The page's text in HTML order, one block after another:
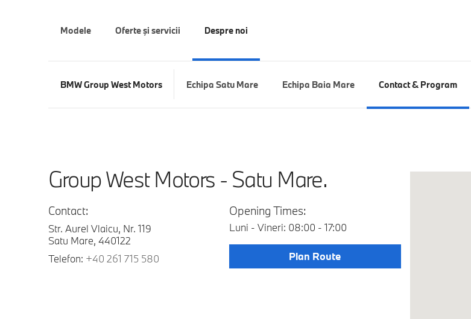
Modele Oferte şi servicii Despre noi
BMW Group West Motors Echipa Satu Mare Echipa Baia Mare Contact & Program
Group West Motors - Satu Mare.
Contact:
Str. Aurel Vlaicu, Nr. 119
Satu Mare, 440122
Telefon: +40 261 715 580
Opening Times:
Luni - Vineri: 08:00 - 17:00
Plan Route